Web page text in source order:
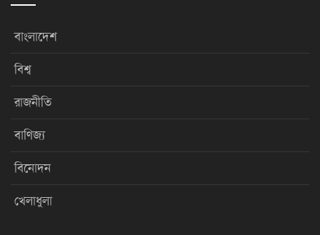
বাংলাদেশ
বিশ্ব
রাজনীতি
বাণিজ্য
বিনোদন
খেলাধুলা